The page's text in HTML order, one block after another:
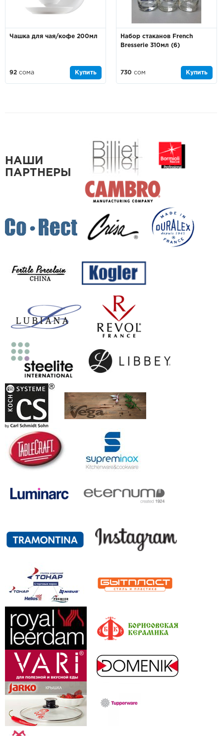
Чашка для чая/кофе 200мл
92 сома Купить
Набор стаканов French
Bresserie 310мл (6)
730 сом Купить
НАШИ
ПАРТНЕРЫ